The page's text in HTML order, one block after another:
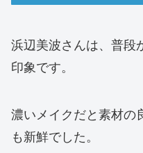
浜辺美波さんは、普段
印象です。
濃いメイクだと素材の
も新鮮でした。